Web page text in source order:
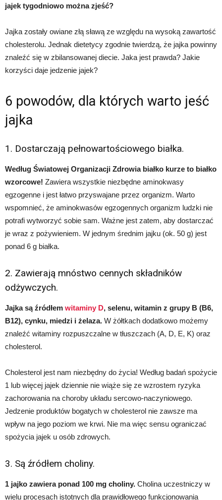
jajek tygodniowo można zjeść?
Jajka zostały owiane złą sławą ze względu na wysoką zawartość
cholesterolu. Jednak dietetycy zgodnie twierdzą, że jajka powinny
znaleźć się w zbilansowanej diecie. Jaka jest prawda? Jakie
korzyści daje jedzenie jajek?
6 powodów, dla których warto jeść
jajka
1. Dostarczają pełnowartościowego białka.
Według Światowej Organizacji Zdrowia białko kurze to białko
wzorcowe! Zawiera wszystkie niezbędne aminokwasy
egzogenne i jest łatwo przyswajane przez organizm. Warto
wspomnieć, że aminokwasów egzogennych organizm ludzki nie
potrafi wytworzyć sobie sam. Ważne jest zatem, aby dostarczać
je wraz z pożywieniem. W jednym średnim jajku (ok. 50 g) jest
ponad 6 g białka.
2. Zawierają mnóstwo cennych składników
odżywczych.
Jajka są źródłem witaminy D, selenu, witamin z grupy B (B6,
B12), cynku, miedzi i żelaza. W żółtkach dodatkowo możemy
znaleźć witaminy rozpuszczalne w tłuszczach (A, D, E, K) oraz
cholesterol.
Cholesterol jest nam niezbędny do życia! Według badań spożycie
1 lub więcej jajek dziennie nie wiąże się ze wzrostem ryzyka
zachorowania na choroby układu sercowo-naczyniowego.
Jedzenie produktów bogatych w cholesterol nie zawsze ma
wpływ na jego poziom we krwi. Nie ma więc sensu ograniczać
spożycia jajek u osób zdrowych.
3. Są źródłem choliny.
1 jajko zawiera ponad 100 mg choliny. Cholina uczestniczy w
wielu procesach istotnych dla prawidłowego funkcjonowania